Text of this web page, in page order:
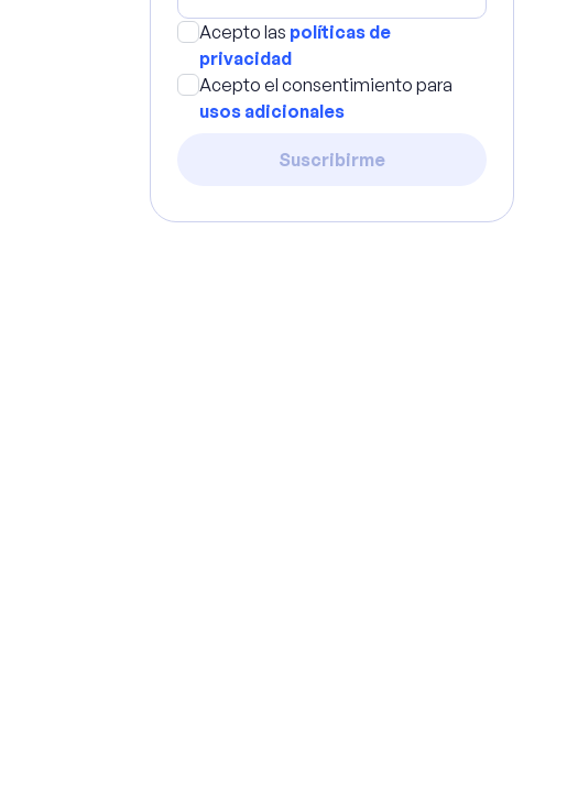
Acepto las políticas de
privacidad
Acepto el consentimiento para
usos adicionales
Suscribirme